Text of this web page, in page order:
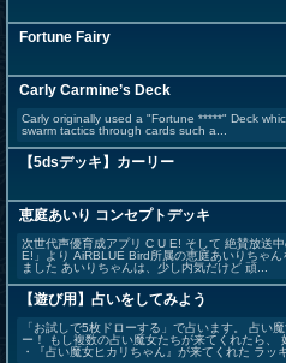
Fortune Fairy
Carly Carmine’s Deck
Carly originally used a "Fortune *****" Deck
swarm tactics through cards such a...
【5dsデッキ】カーリー
恵庭あいり コンセプトデッキ
次世代声優育成アプリ C U E! そして 絶賛放送
E!」より AiRBLUE Bird所属の恵庭あいりちゃ
ました あいりちゃんは、少し内気だけど 頑...
【遊び用】占いをしてみよう
「お試しで5枚ドローする」で占います。 占い
ー！ もし複数の占い魔女たちが来てくれたら、
・『占い魔女ヒカリちゃん』が来てくれた ラ